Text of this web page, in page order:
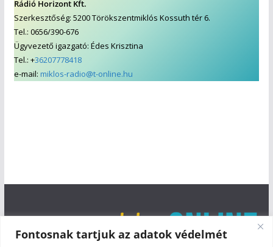
Fontosnak tartjuk az adatok védelmét
Rádió Horizont Kft.
Szerkesztőség: 5200 Törökszentmiklós Kossuth tér 6.
Tel.: 0656/390-676
Ügyvezető igazgató: Édes Krisztina
Tel.: +36207778418
e-mail: miklos-radio@t-online.hu